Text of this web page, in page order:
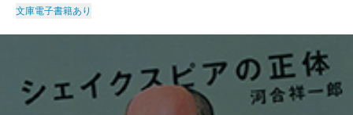
文庫電子書籍あり